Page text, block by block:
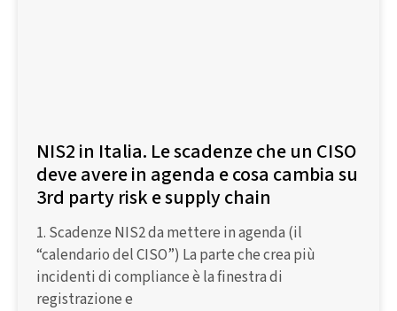
NIS2 in Italia. Le scadenze che un CISO
deve avere in agenda e cosa cambia su
3rd party risk e supply chain
1. Scadenze NIS2 da mettere in agenda (il
“calendario del CISO”) La parte che crea più
incidenti di compliance è la finestra di
registrazione e